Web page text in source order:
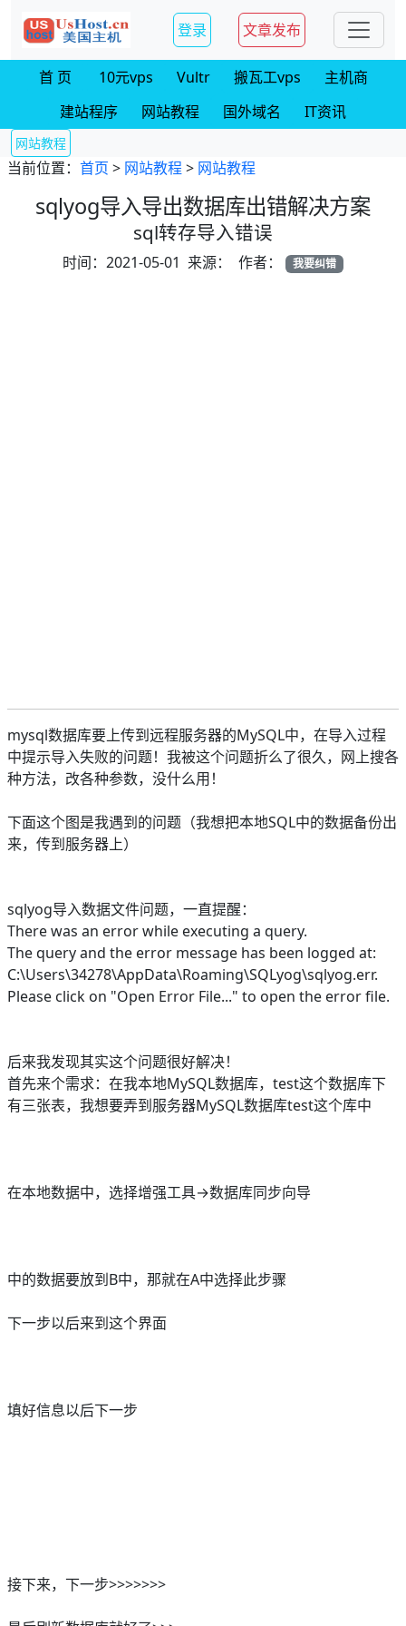
登录 文章发布
首 页 10元vps Vultr 搬瓦工vps
主机商
建站程序
网站教程 国外域名 IT资讯
网站教程
当前位置： 首页 > 网站教程 > 网站教程
sqlyog导入导出数据库出错解决方案
sql转存导入错误
时间：2021-05-01 来源： 作者： 我要纠错
mysql数据库要上传到远程服务器的MySQL中，在导入过程
中提示导入失败的问题！我被这个问题折么了很久，网上搜各
种方法，改各种参数，没什么用！
下面这个图是我遇到的问题（我想把本地SQL中的数据备份出
来，传到服务器上）
sqlyog导入数据文件问题，一直提醒：
There was an error while executing a query.
The query and the error message has been logged at:
C:\Users\34278\AppData\Roaming\SQLyog\sqlyog.err.
Please click on "Open Error File..." to open the error file.
后来我发现其实这个问题很好解决！
首先来个需求：在我本地MySQL数据库，test这个数据库下
有三张表，我想要弄到服务器MySQL数据库test这个库中
在本地数据中，选择增强工具→数据库同步向导
中的数据要放到B中，那就在A中选择此步骤
下一步以后来到这个界面
填好信息以后下一步
接下来，下一步>>>>>>>